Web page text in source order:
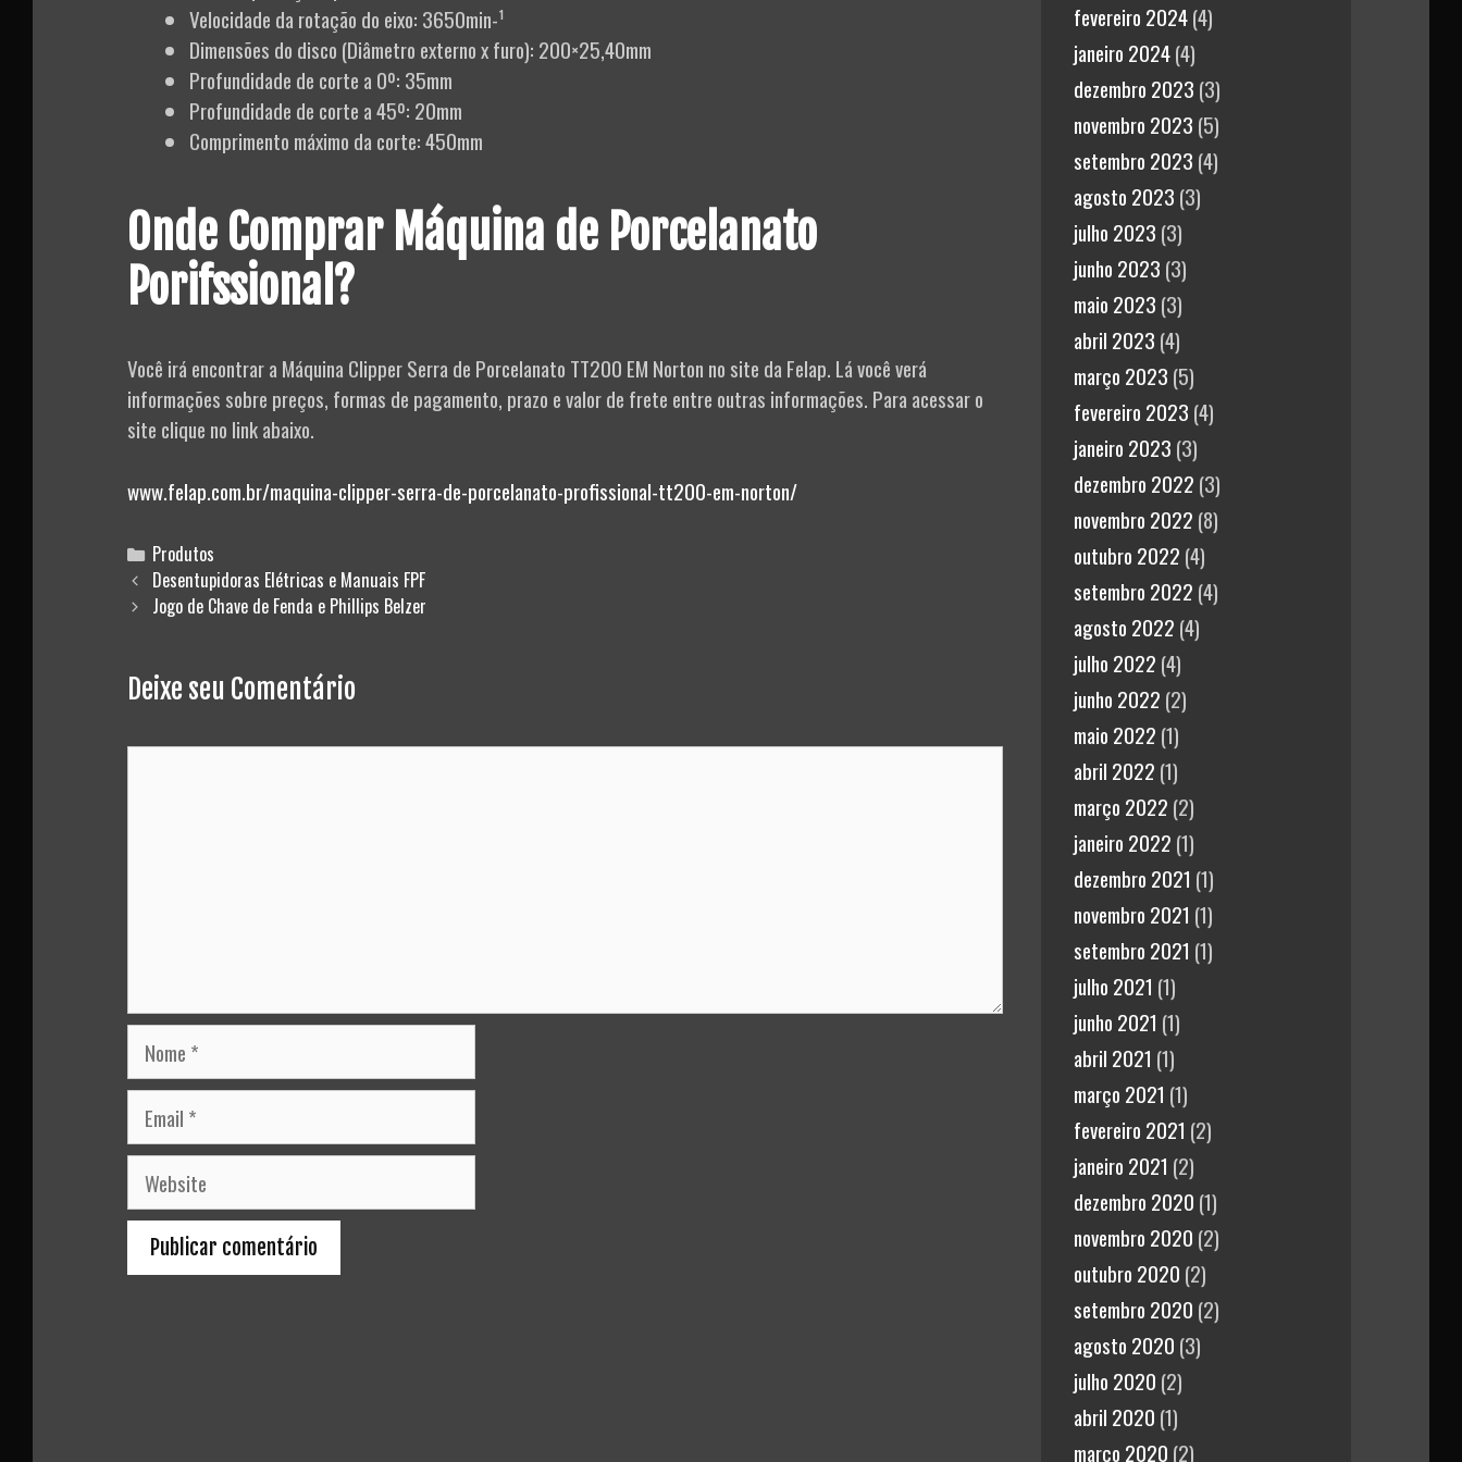
Velocidade da rotação do eixo: 3650min-¹
Dimensões do disco (Diâmetro externo x furo): 200×25,40mm
Profundidade de corte a 0º: 35mm
Profundidade de corte a 45º: 20mm
Comprimento máximo da corte: 450mm
Onde Comprar Máquina de Porcelanato
Porifssional?
Você irá encontrar a Máquina Clipper Serra de Porcelanato TT200 EM Norton no site da Felap. Lá você verá
informações sobre preços, formas de pagamento, prazo e valor de frete entre outras informações. Para acessar o
site clique no link abaixo.
www.felap.com.br/maquina-clipper-serra-de-porcelanato-profissional-tt200-em-norton/
Categories
Produtos
Post
navigation
Desentupidoras Elétricas e Manuais FPF
Jogo de Chave de Fenda e Phillips Belzer
Deixe seu Comentário
Nome
Email
Website
fevereiro 2024(4)
janeiro 2024(4)
dezembro 2023 (3)
novembro 2023 (5)
setembro 2023 (4)
agosto 2023 (3)
julho 2023 (3)
junho 2023 (3)
maio 2023 (3)
abril 2023 (4)
março 2023 (5)
fevereiro 2023 (4)
janeiro 2023 (3)
dezembro 2022 (3)
novembro 2022 (8)
outubro 2022 (4)
setembro 2022 (4)
agosto 2022 (4)
julho 2022 (4)
junho 2022 (2)
maio 2022 (1)
abril 2022 (1)
março 2022 (2)
janeiro 2022 (1)
dezembro 2021 (1)
novembro 2021 (1)
setembro 2021 (1)
julho 2021 (1)
junho 2021 (1)
abril 2021 (1)
março 2021 (1)
fevereiro 2021 (2)
janeiro 2021 (2)
dezembro 2020 (1)
novembro 2020 (2)
outubro 2020 (2)
setembro 2020 (2)
agosto 2020 (3)
julho 2020 (2)
abril 2020 (1)
março 2020 (2)